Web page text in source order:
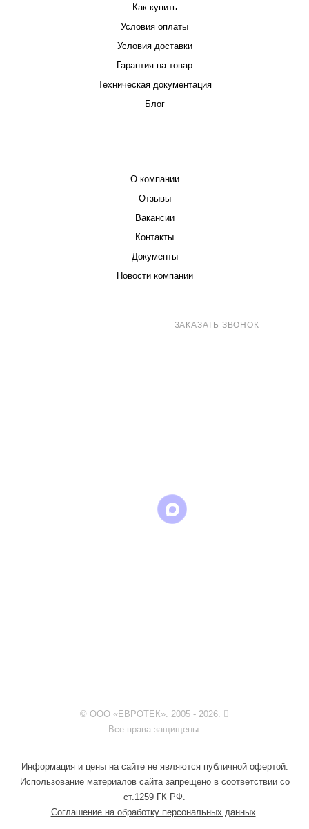
Как купить
Условия оплаты
Условия доставки
Гарантия на товар
Техническая документация
Блог
О компании
Отзывы
Вакансии
Контакты
Документы
Новости компании
ЗАКАЗАТЬ ЗВОНОК
© ООО «ЕВРОТЕК». 2005 - 2026.
Все права защищены.
Информация и цены на сайте не являются публичной офертой.
Использование материалов сайта запрещено в соответствии со
ст.1259 ГК РФ.
Соглашение на обработку персональных данных